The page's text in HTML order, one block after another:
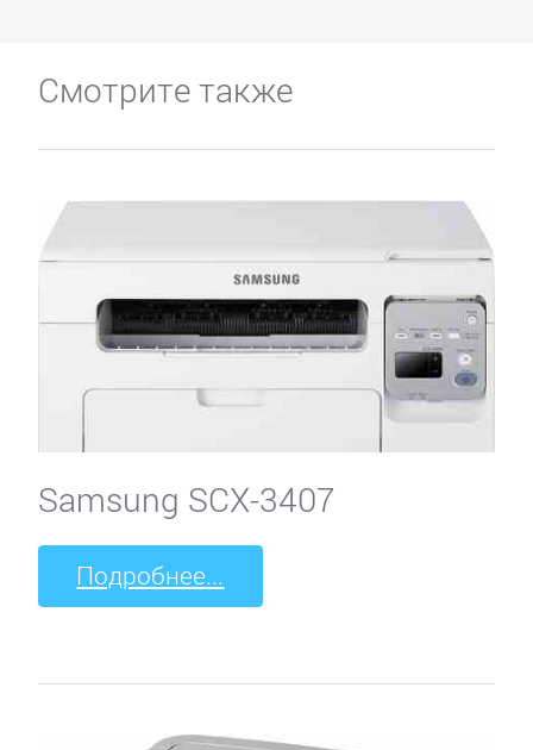
Смотрите также
Samsung SCX-3407
Подробнее...